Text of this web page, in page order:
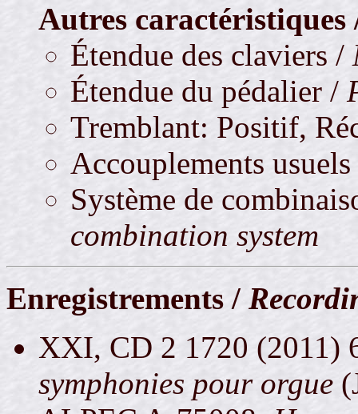
Autres
Étendue des claviers /
Étendue du pédalier /
Tremblant: Positif,
Accouplements
Système de
combination system
Enregistrements /
XXI, CD 2 1720 (2011)
symphonies pour orgue